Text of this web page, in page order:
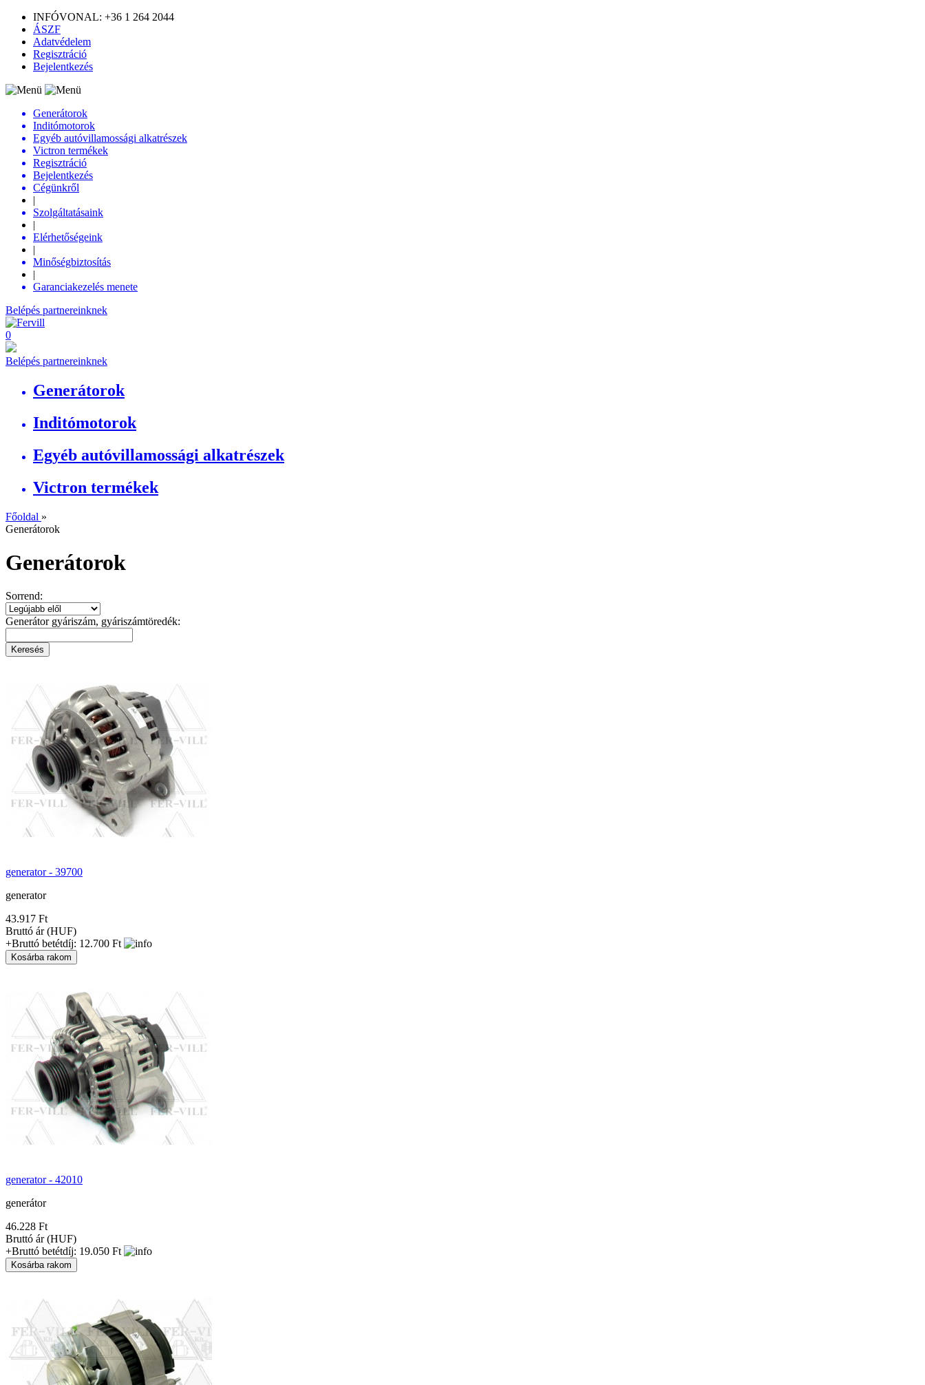
INFÓVONAL: +36 1 264 2044
ÁSZF
Adatvédelem
Regisztráció
Bejelentkezés
Generátorok
Inditómotorok
Egyéb autóvillamossági alkatrészek
Victron termékek
Regisztráció
Bejelentkezés
Cégünkről
|
Szolgáltatásaink
|
Elérhetőségeink
|
Minőségbiztosítás
|
Garanciakezelés menete
Belépés partnereinknek
0
Belépés partnereinknek
Generátorok
Inditómotorok
Egyéb autóvillamossági alkatrészek
Victron termékek
Főoldal »
Generátorok
Generátorok
Sorrend:
Generátor gyáriszám, gyáriszámtöredék:
generator - 39700
generator
43.917 Ft
Bruttó ár (HUF)
+Bruttó betétdíj: 12.700 Ft
generator - 42010
generátor
46.228 Ft
Bruttó ár (HUF)
+Bruttó betétdíj: 19.050 Ft